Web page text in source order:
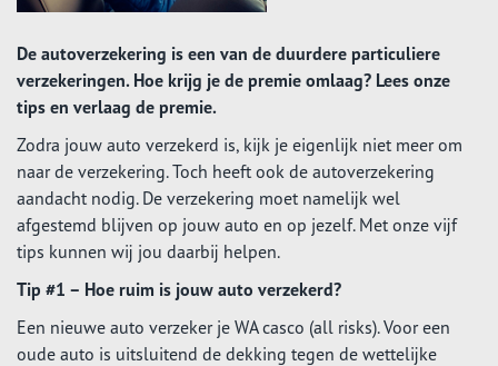
De autoverzekering is een van de duurdere particuliere
verzekeringen. Hoe krijg je de premie omlaag? Lees onze
tips en verlaag de premie.
Zodra jouw auto verzekerd is, kijk je eigenlijk niet meer om
naar de verzekering. Toch heeft ook de autoverzekering
aandacht nodig. De verzekering moet namelijk wel
afgestemd blijven op jouw auto en op jezelf. Met onze vijf
tips kunnen wij jou daarbij helpen.
Tip #1 – Hoe ruim is jouw auto verzekerd?
Een nieuwe auto verzeker je WA casco (all risks). Voor een
oude auto is uitsluitend de dekking tegen de wettelijke